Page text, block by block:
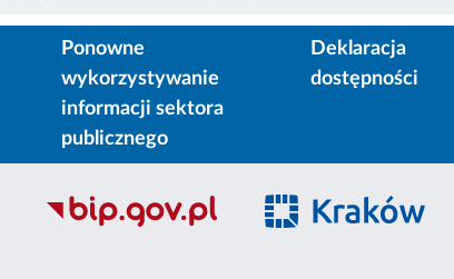
Ponowne
wykorzystywanie
informacji sektora
publicznego
Deklaracja
dostępności